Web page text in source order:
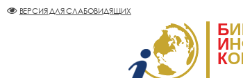
ВЕРСИЯ ДЛЯ СЛАБОВИДЯЩИХ